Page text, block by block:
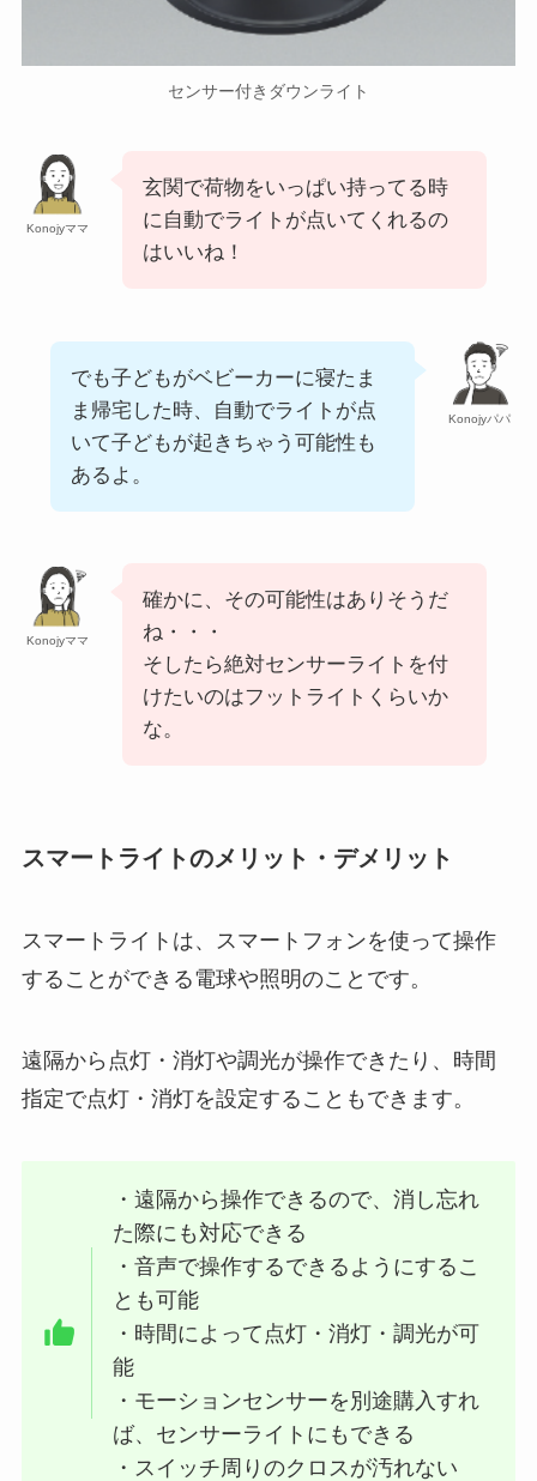
センサー付きダウンライト
Konojyママ
玄関で荷物をいっぱい持ってる時
に自動でライトが点いてくれるの
はいいね！
Konojyパパ
でも子どもがベビーカーに寝たま
ま帰宅した時、自動でライトが点
いて子どもが起きちゃう可能性も
あるよ。
Konojyママ
確かに、その可能性はありそうだ
ね・・・
そしたら絶対センサーライトを付
けたいのはフットライトくらいか
な。
スマートライトのメリット・デメリット
スマートライトは、スマートフォンを使って操作
することができる電球や照明のことです。
遠隔から点灯・消灯や調光が操作できたり、時間
指定で点灯・消灯を設定することもできます。
・遠隔から操作できるので、消し忘れ
た際にも対応できる
・音声で操作するできるようにするこ
とも可能
・時間によって点灯・消灯・調光が可
能
・モーションセンサーを別途購入すれ
ば、センサーライトにもできる
・スイッチ周りのクロスが汚れない